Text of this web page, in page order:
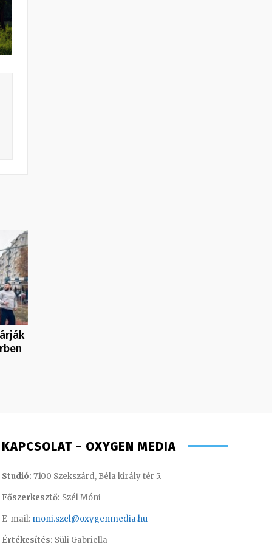
KAPCSOLAT - OXYGEN MEDIA
Studió: 7100 Szekszárd, Béla király tér 5.
Főszerkesztő: Szél Móni
E-mail: moni.szel@oxygenmedia.hu
Értékesítés: Süli Gabriella